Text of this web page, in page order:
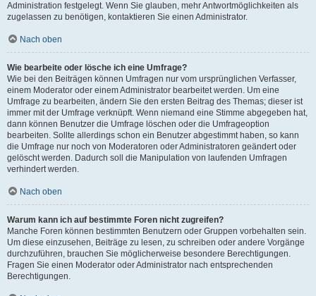
Administration festgelegt. Wenn Sie glauben, mehr Antwortmöglichkeiten als
zugelassen zu benötigen, kontaktieren Sie einen Administrator.
Nach oben
Wie bearbeite oder lösche ich eine Umfrage?
Wie bei den Beiträgen können Umfragen nur vom ursprünglichen Verfasser,
einem Moderator oder einem Administrator bearbeitet werden. Um eine
Umfrage zu bearbeiten, ändern Sie den ersten Beitrag des Themas; dieser ist
immer mit der Umfrage verknüpft. Wenn niemand eine Stimme abgegeben hat,
dann können Benutzer die Umfrage löschen oder die Umfrageoption
bearbeiten. Sollte allerdings schon ein Benutzer abgestimmt haben, so kann
die Umfrage nur noch von Moderatoren oder Administratoren geändert oder
gelöscht werden. Dadurch soll die Manipulation von laufenden Umfragen
verhindert werden.
Nach oben
Warum kann ich auf bestimmte Foren nicht zugreifen?
Manche Foren können bestimmten Benutzern oder Gruppen vorbehalten sein.
Um diese einzusehen, Beiträge zu lesen, zu schreiben oder andere Vorgänge
durchzuführen, brauchen Sie möglicherweise besondere Berechtigungen.
Fragen Sie einen Moderator oder Administrator nach entsprechenden
Berechtigungen.